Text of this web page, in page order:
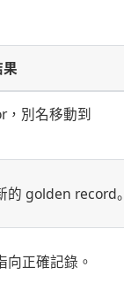
，別名移動到
golden record。
向正確記錄。